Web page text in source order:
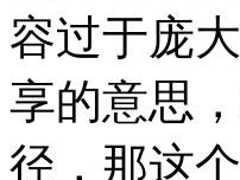
容过于庞
享的意思
径，那这